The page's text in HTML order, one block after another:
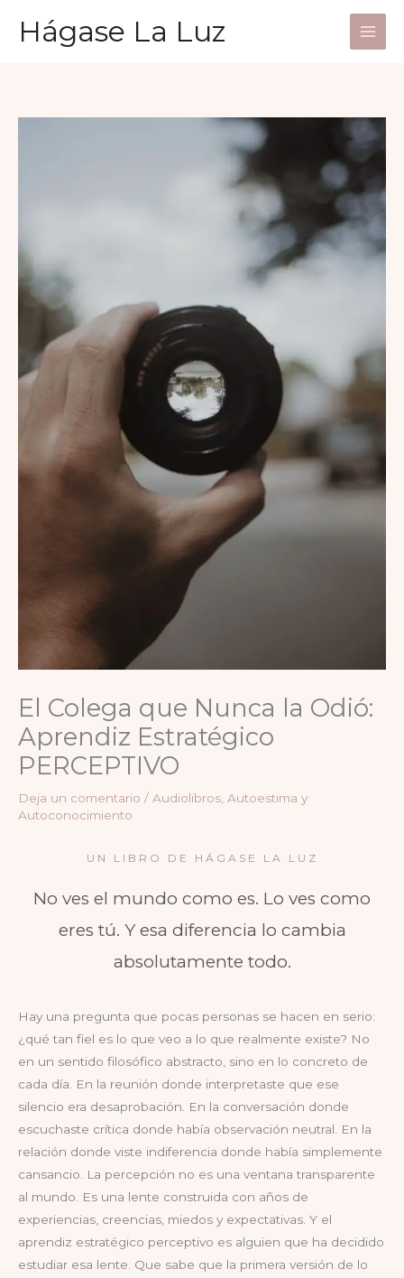
Hágase La Luz
El Colega que Nunca la Odió:
Aprendiz Estratégico
PERCEPTIVO
Deja un comentario / Audiolibros Autoestima y
Autoconocimiento
UN LIBRO DE HÁGASE LA LUZ
No ves el mundo como es. Lo ves como
eres tú. Y esa diferencia lo cambia
absolutamente todo.
Hay una pregunta que pocas personas se hacen en serio:
¿qué tan fiel es lo que veo a lo que realmente existe? No
en un sentido filosófico abstracto, sino en lo concreto de
cada día. En la reunión donde interpretaste que ese
silencio era desaprobación. En la conversación donde
escuchaste crítica donde había observación neutral. En la
relación donde viste indiferencia donde había simplemente
cansancio. La percepción no es una ventana transparente
al mundo. Es una lente construida con años de
experiencias, creencias, miedos y expectativas. Y el
aprendiz estratégico perceptivo es alguien que ha decidido
estudiar esa lente. Que sabe que la primera versión de lo